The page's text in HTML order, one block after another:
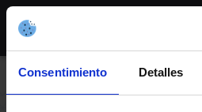
Consentimiento Detalles
Skip